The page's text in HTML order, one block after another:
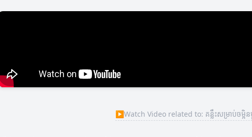
▶Watch Video related to: គន្លឹះសម្រាប់ចម្អិនម្